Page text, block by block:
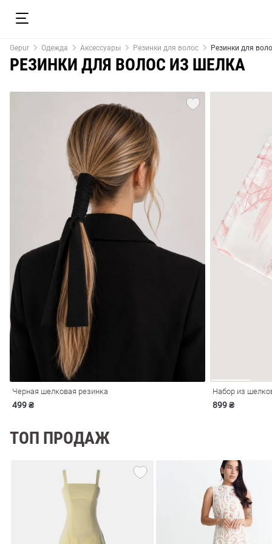
Сарафаны
На
Gepur Одежда Аксессуары Резинки для волос Резинки для
РЕЗИНКИ ДЛЯ ВОЛОС ИЗ ШЕЛКА
Черная шелковая резинка
499 ₴ 899 ₴
ТОП ПРОДАЖ